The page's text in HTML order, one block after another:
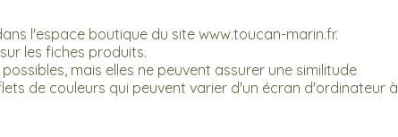
l'espace boutique du sitewww.toucan-marin.fr.
les fiches produits.
mais elles ne peuvent assurer une similitude
de couleurs qui peuvent varier d'un écran d'ordinateur à